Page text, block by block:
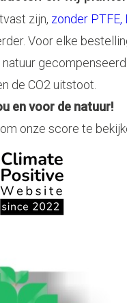
zijn, zonder PTFE,
Voor elke
de CO2 uitstoot.
en voor de natuur!
onze score te